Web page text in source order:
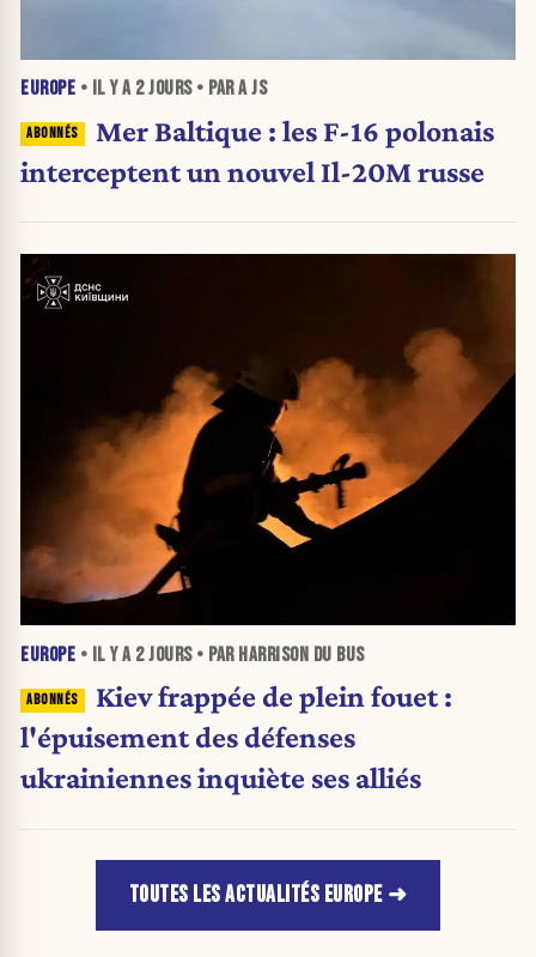
EUROPE • IL Y A 2 JOURS• PAR A JS
Mer Baltique : les F-16 polonais
interceptent un nouvel Il-20M russe
EUROPE • IL Y A 2 JOURS• PAR HARRISON DU BUS
Kiev frappée de plein fouet :
l'épuisement des défenses
ukrainiennes inquiète ses alliés
TOUTES LES ACTUALITÉS EUROPE